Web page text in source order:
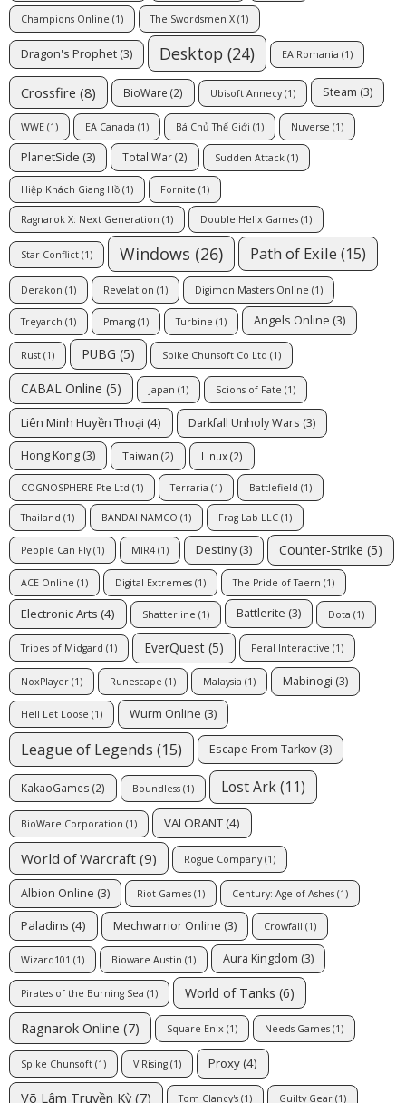
Champions Online (1) The Swordsmen X (1)
Dragon's Prophet (3) Desktop (24) EA Romania (1)
Crossfire (8) BioWare (2) Ubisoft Annecy(1) Steam (3)
WWE (1) EA Canada (1) Bá Chủ Thế Giới (1) Nuverse (1)
PlanetSide (3) Total War(2) Sudden Attack (1)
Hiệp Khách Giang Hồ (1) Fornite (1)
Ragnarok X: Next Generation (1) Double Helix Games (1)
Star Conflict (1) Windows (26) Path of Exile (15)
Derakon (1) Revelation (1) Digimon Masters Online (1)
Treyarch (1) Pmang (1) Turbine (1) Angels Online (3)
Rust (1) PUBG (5) Spike Chunsoft Co Ltd (1)
CABAL Online (5) Japan (1) Scions of Fate (1)
Liên Minh Huyền Thoại (4) Darkfall Unholy Wars (3)
Hong Kong (3) Taiwan (2) Linux(2)
COGNOSPHERE Pte Ltd (1) Terraria (1) Battlefield (1)
Thailand (1) BANDAI NAMCO (1) Frag Lab LLC (1)
People Can Fly(1) MIR4 (1) Destiny(3) Counter-Strike (5)
ACE Online (1) Digital Extremes (1) The Pride of Taern (1)
Electronic Arts (4) Shatterline (1) Battlerite (3) Dota (1)
Tribes of Midgard (1) EverQuest (5) Feral Interactive (1)
NoxPlayer (1) Runescape (1) Malaysia (1) Mabinogi (3)
Hell Let Loose (1) Wurm Online (3)
League of Legends (15) Escape From Tarkov (3)
KakaoGames (2) Boundless (1) Lost Ark(11)
BioWare Corporation (1) VALORANT (4)
World of Warcraft (9) Rogue Company(1)
Albion Online (3) Riot Games (1) Century: Age of Ashes (1)
Paladins (4) Mechwarrior Online (3) Crowfall (1)
Wizard101 (1) Bioware Austin (1) Aura Kingdom (3)
Pirates of the Burning Sea (1) World of Tanks (6)
Ragnarok Online (7) Square Enix (1) Needs Games (1)
Spike Chunsoft (1) V Rising (1) Proxy (4)
Võ Lâm Truyền Kỳ (7) Tom Clancy's (1) Guilty Gear (1)